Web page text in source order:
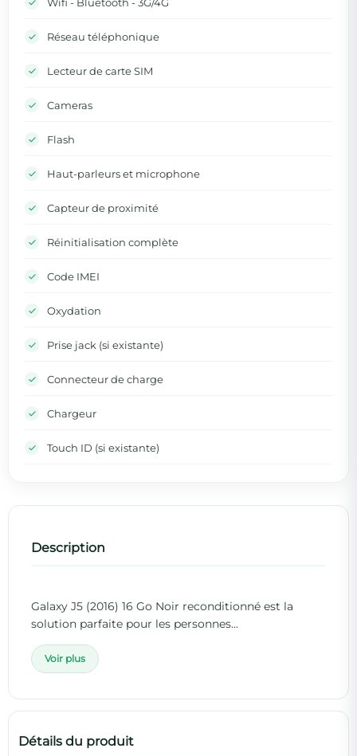
Réseau téléphonique
Lecteur de carte SIM
Cameras
Flash
Haut-parleurs et microphone
Capteur de proximité
Réinitialisation complète
Code IMEI
Oxydation
Prise jack (si existante)
Connecteur de charge
Chargeur
Touch ID (si existante)
Description
Galaxy J5 (2016) 16 Go Noir reconditionné est la
solution parfaite pour les personnes...
Voir plus
Détails du produit